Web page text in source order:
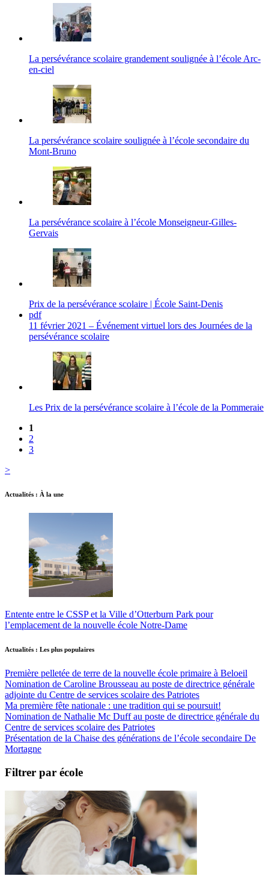
La persévérance scolaire grandement soulignée à l’école Arc-
en-ciel
La persévérance scolaire soulignée à l’école secondaire du
Mont-Bruno
La persévérance scolaire à l’école Monseigneur-Gilles-
Gervais
Prix de la persévérance scolaire | École Saint-Denis
pdf
11 février 2021 – Événement virtuel lors des Journées de la
persévérance scolaire
Les Prix de la persévérance scolaire à l’école de la Pommeraie
1
2
3
>
Actualités : À la une
Entente entre le CSSP et la Ville d’Otterburn Park pour
l’emplacement de la nouvelle école Notre-Dame
Actualités : Les plus populaires
Première pelletée de terre de la nouvelle école primaire à Beloeil
Nomination de Caroline Brousseau au poste de directrice générale
adjointe du Centre de services scolaire des Patriotes
Ma première fête nationale : une tradition qui se poursuit!
Nomination de Nathalie Mc Duff au poste de directrice générale du
Centre de services scolaire des Patriotes
Présentation de la Chaise des générations de l’école secondaire De
Mortagne
Filtrer par école